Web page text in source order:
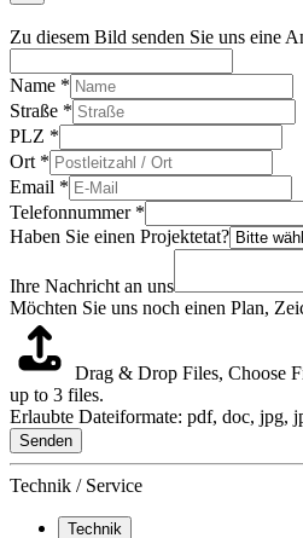
Zu diesem Bild senden Sie uns eine
Name *
Straße *
PLZ *
Ort *
Email *
Telefonnummer *
Haben Sie einen Projektetat?
Ihre Nachricht an uns
Möchten Sie uns noch einen Plan,
Drag & Drop Files, Choose
up to 3 files.
Erlaubte Dateiformate: pdf, doc, jpg,
Senden
Technik / Service
Technik